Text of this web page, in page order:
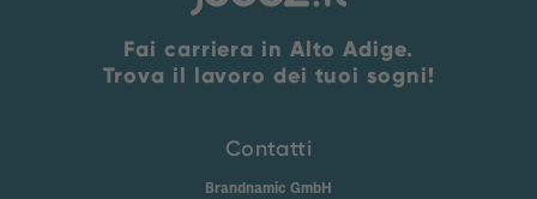
Fai carriera in Alto Adige.
Trova il lavoro dei tuoi sogni!
Contatti
Brandnamic GmbH